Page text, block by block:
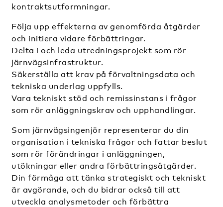
kontraktsutformningar.
Följa upp effekterna av genomförda åtgärder
och initiera vidare förbättringar.
Delta i och leda utredningsprojekt som rör
järnvägsinfrastruktur.
Säkerställa att krav på förvaltningsdata och
tekniska underlag uppfylls.
Vara tekniskt stöd och remissinstans i frågor
som rör anläggningskrav och upphandlingar.
Som järnvägsingenjör representerar du din
organisation i tekniska frågor och fattar beslut
som rör förändringar i anläggningen,
utökningar eller andra förbättringsåtgärder.
Din förmåga att tänka strategiskt och tekniskt
är avgörande, och du bidrar också till att
utveckla analysmetoder och förbättra